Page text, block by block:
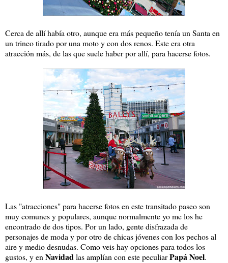
Cerca de allí había otro, aunque era más pequeño tenía un Santa en
un trineo tirado por una moto y con dos renos. Este era otra
atracción más, de las que suele haber por allí, para hacerse fotos.
Las "atracciones" para hacerse fotos en este transitado paseo son
muy comunes y populares, aunque normalmente yo me los he
encontrado de dos tipos. Por un lado, gente disfrazada de
personajes de moda y por otro de chicas jóvenes con los pechos al
aire y medio desnudas. Como veis hay opciones para todos los
gustos, y en Navidadlas amplían con este peculiarPapá Noel.